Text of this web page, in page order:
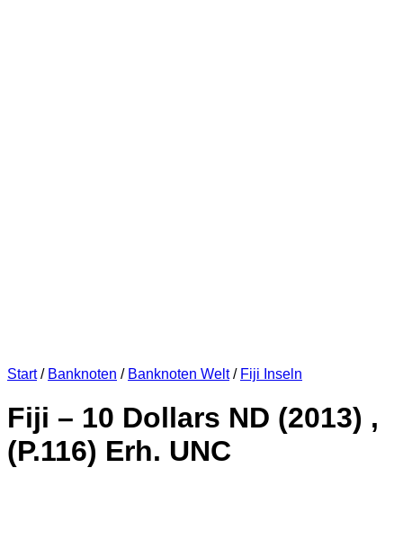
Start / Banknoten / Banknoten Welt / Fiji Inseln
Fiji – 10 Dollars ND (2013) ,
(P.116) Erh. UNC